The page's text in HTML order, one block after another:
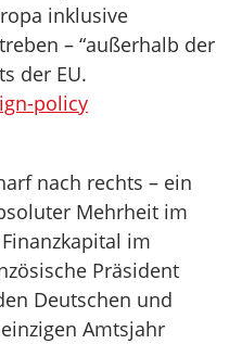
inklusive
– “außerhalb der
der EU.
policy
nach rechts – ein
Mehrheit im
im
Präsident
Deutschen und
Amtsjahr